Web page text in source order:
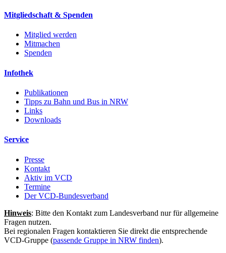
Mitgliedschaft & Spenden
Mitglied werden
Mitmachen
Spenden
Infothek
Publikationen
Tipps zu Bahn und Bus in NRW
Links
Downloads
Service
Presse
Kontakt
Aktiv im VCD
Termine
Der VCD-Bundesverband
Hinweis: Bitte den Kontakt zum Landesverband nur für allgemeine
Fragen nutzen.
Bei regionalen Fragen kontaktieren Sie direkt die entsprechende
VCD-Gruppe (passende Gruppe in NRW finden).